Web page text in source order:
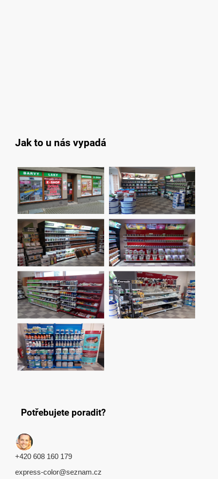
Jak to u nás vypadá
Potřebujete poradit?
+420 608 160 179
express-color@seznam.cz